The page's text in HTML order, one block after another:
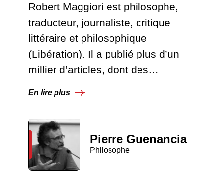
Robert Maggiori est philosophe,
traducteur, journaliste, critique
littéraire et philosophique
(Libération). Il a publié plus d’un
millier d’articles, dont des…
En lire plus
Pierre Guenancia
Philosophe